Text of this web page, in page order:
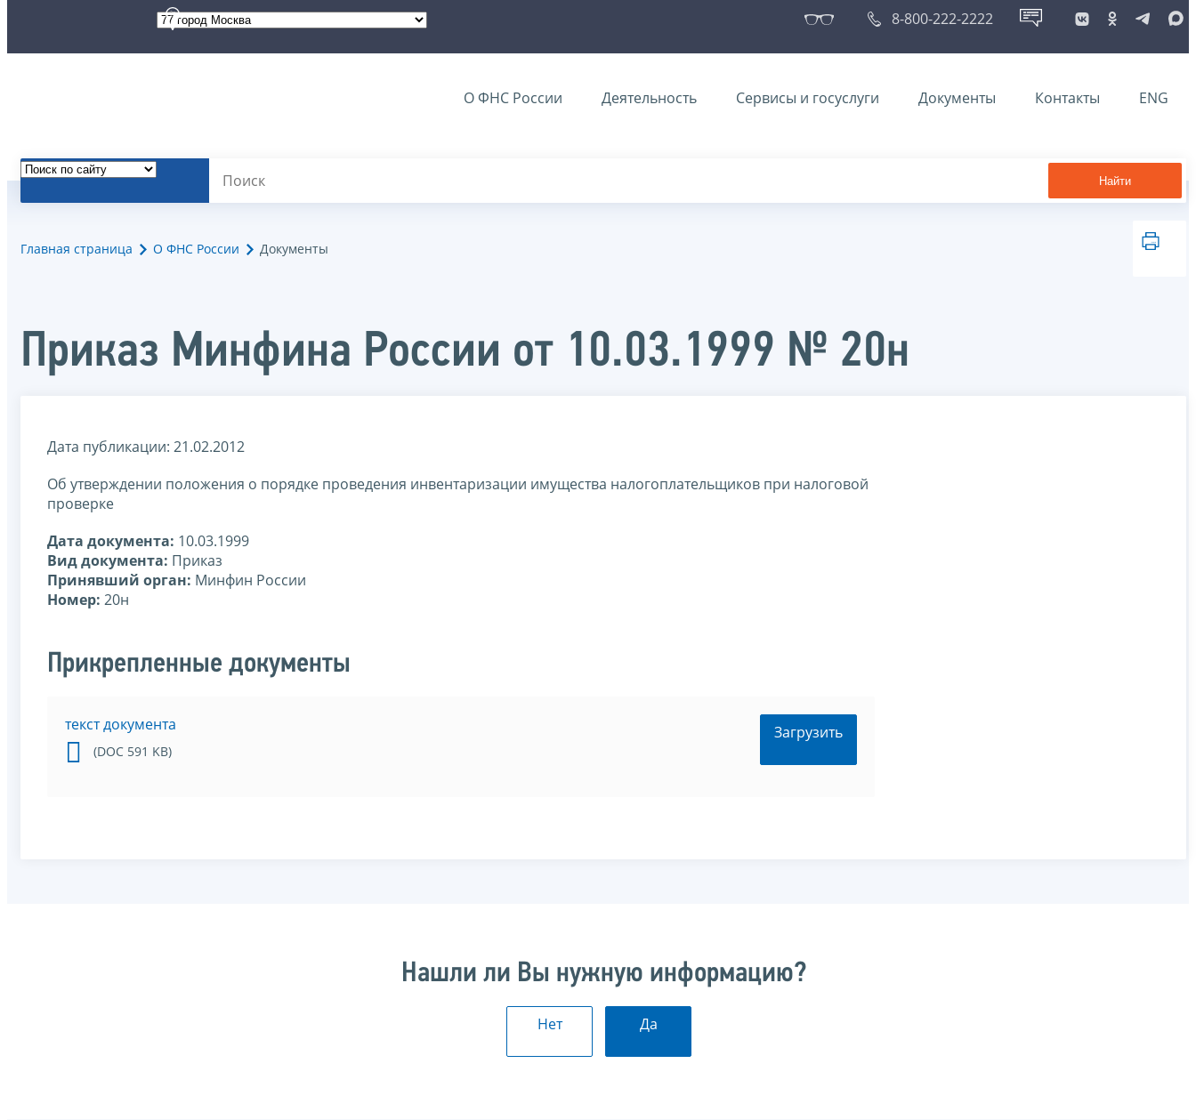
8-800-222-2222
О ФНС России Деятельность Сервисы и госуслуги Документы Контакты ENG
Найти
Главная страница О ФНС России Документы
Приказ Минфина России от 10.03.1999 № 20н
Дата публикации: 21.02.2012
Об утверждении положения о порядке проведения инвентаризации имущества налогоплательщиков при налоговой
проверке
Дата документа: 10.03.1999
Вид документа: Приказ
Принявший орган: Минфин России
Номер: 20н
Прикрепленные документы
текст документа
(DOC 591 KB)
Загрузить
Нашли ли Вы нужную информацию?
Нет Да